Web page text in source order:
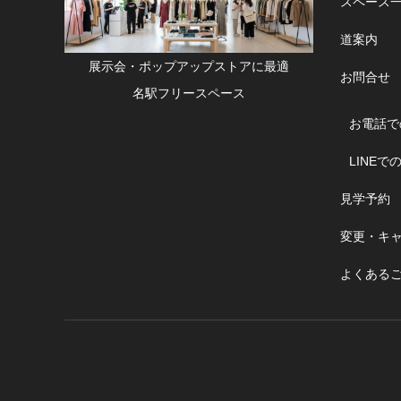
展示会・ポップアップストアに最適
名駅フリースペース
道案内
お問合せ
お電話
LINEで
見学予約
変更・キ
よくある